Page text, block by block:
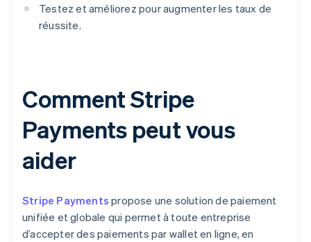
Testez et améliorez pour augmenter les taux de
réussite.
Comment Stripe
Payments peut vous
aider
Stripe Payments propose une solution de paiement
unifiée et globale qui permet à toute entreprise
d’accepter des paiements par wallet en ligne, en